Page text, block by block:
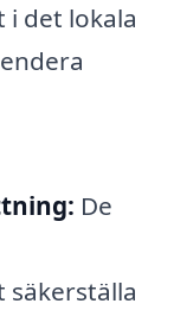
i det lokala
De